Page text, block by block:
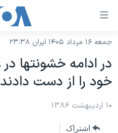
لینکهای
دسترسی
جهش
محتوای
اصلی
جهش
نسخه سبک وب‌سایت
موضوع ها
ایران
آمریکا
برنامه های تلویزیونی
جدول برنامه ها
جمعه ۱۶ مرداد ۱۴۰۵ ایران ۲۳:۳۸
خود را از دست دادند
۱۰ اردیبهشت ۱۳۸۶
اشتراک